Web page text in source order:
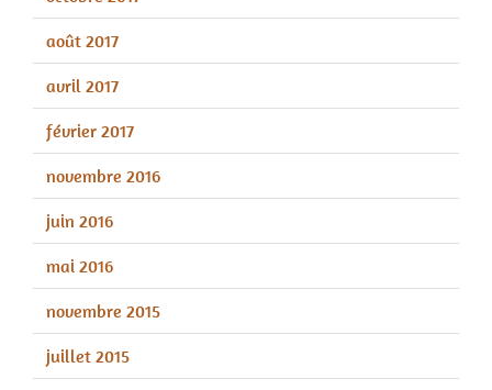
août 2017
avril 2017
février 2017
novembre 2016
juin 2016
mai 2016
novembre 2015
juillet 2015